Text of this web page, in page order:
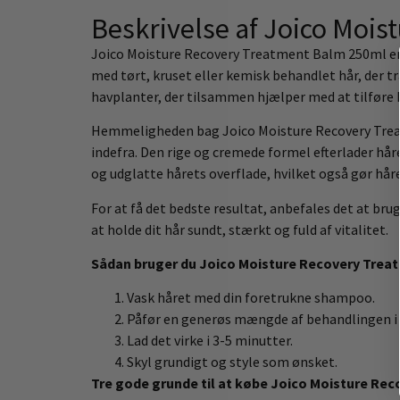
Beskrivelse af Joico
Joico Moisture Recovery Treatment Balm 250ml
med tørt, kruset eller kemisk behandlet hår, der
havplanter, der tilsammen hjælper med at tilføre
Hemmeligheden bag Joico Moisture Recovery
indefra. Den rige og cremede formel efterlader
og udglatte hårets overflade, hvilket også gør
For at få det bedste resultat, anbefales det at
at holde dit hår sundt, stærkt og fuld af vitalitet.
Sådan bruger du Joico Moisture Recovery
Vask håret med din foretrukne shampoo.
Påfør en generøs mængde af
Lad det virke i 3-5 minutter.
Skyl grundigt og style som ønsket.
Tre gode grunde til at købe Joico Moisture